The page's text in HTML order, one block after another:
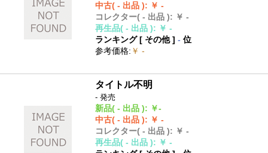
中古( - 出品 ): ￥ -
コレクター( - 出品 ): ￥ -
再生品( - 出品 ): ￥ -
ランキング [ その他]- 位
参考価格: ￥ -
タイトル不明
- 発売
新品( - 出品 ): ￥-
中古( - 出品 ): ￥ -
コレクター( - 出品 ): ￥ -
再生品( - 出品 ): ￥ -